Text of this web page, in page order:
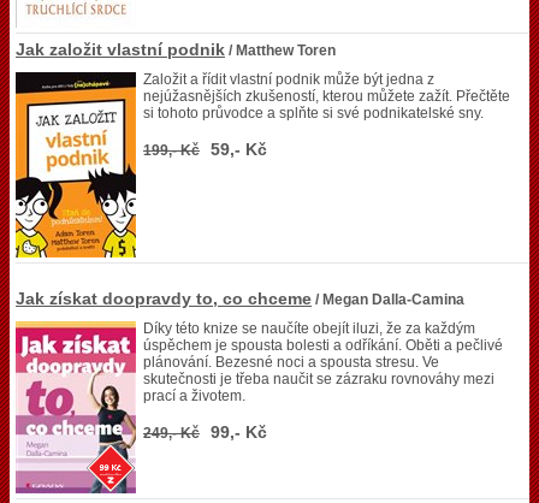
Jak založit vlastní podnik / Matthew Toren
Založit a řídit vlastní podnik může být jedna z
nejúžasnějších zkušeností, kterou můžete zažít. Přečtěte
si tohoto průvodce a splňte si své podnikatelské sny.
199,- Kč 59,- Kč
Jak získat doopravdy to, co chceme / Megan Dalla-Camina
Díky této knize se naučíte obejít iluzi, že za každým
úspěchem je spousta bolesti a odříkání. Oběti a pečlivé
plánování. Bezesné noci a spousta stresu. Ve
skutečnosti je třeba naučit se zázraku rovnováhy mezi
prací a životem.
249,- Kč 99,- Kč